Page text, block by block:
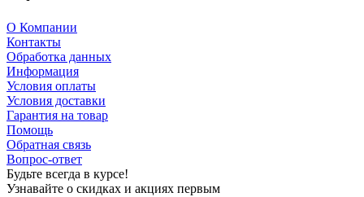
О Компании
Контакты
Обработка данных
Информация
Условия оплаты
Условия доставки
Гарантия на товар
Помощь
Обратная связь
Вопрос-ответ
Будьте всегда в курсе!
Узнавайте о скидках и акциях первым